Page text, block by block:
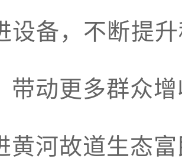
设备，不断提
带动更多群众
黄河故道生态